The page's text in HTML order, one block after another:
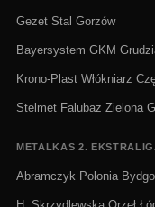
Gezet Stal Gorzów
Bayersystem GKM
Krono-Plast Włókniarz
Stelmet Falubaz Zielona
METALKAS 2.
Abramczyk Polonia